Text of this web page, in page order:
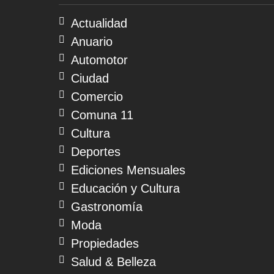
Actualidad
Anuario
Automotor
Ciudad
Comercio
Comuna 11
Cultura
Deportes
Ediciones Mensuales
Educación y Cultura
Gastronomía
Moda
Propiedades
Salud & Belleza
08